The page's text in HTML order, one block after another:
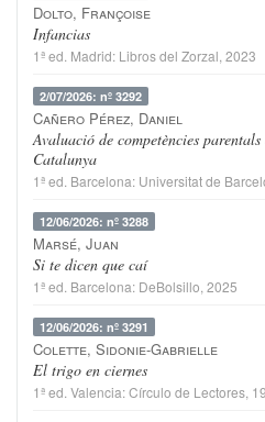
Dolto, Françoise
Infancias
1ª ed. Madrid: Libros del Zorzal , 2023
2/07/2026: nº 3292
Cañero Pérez, Daniel
Avaluació de competències
Catalunya
1ª ed. Barcelona: Universitat de
12/06/2026: nº 3288
Marsé, Juan
Si te dicen que caí
1ª ed. Barcelona: DeBolsillo , 2025
12/06/2026: nº 3291
Colette, Sidonie-Gabrielle
El trigo en ciernes
1ª ed. Valencia:Círculo de Lectores ,